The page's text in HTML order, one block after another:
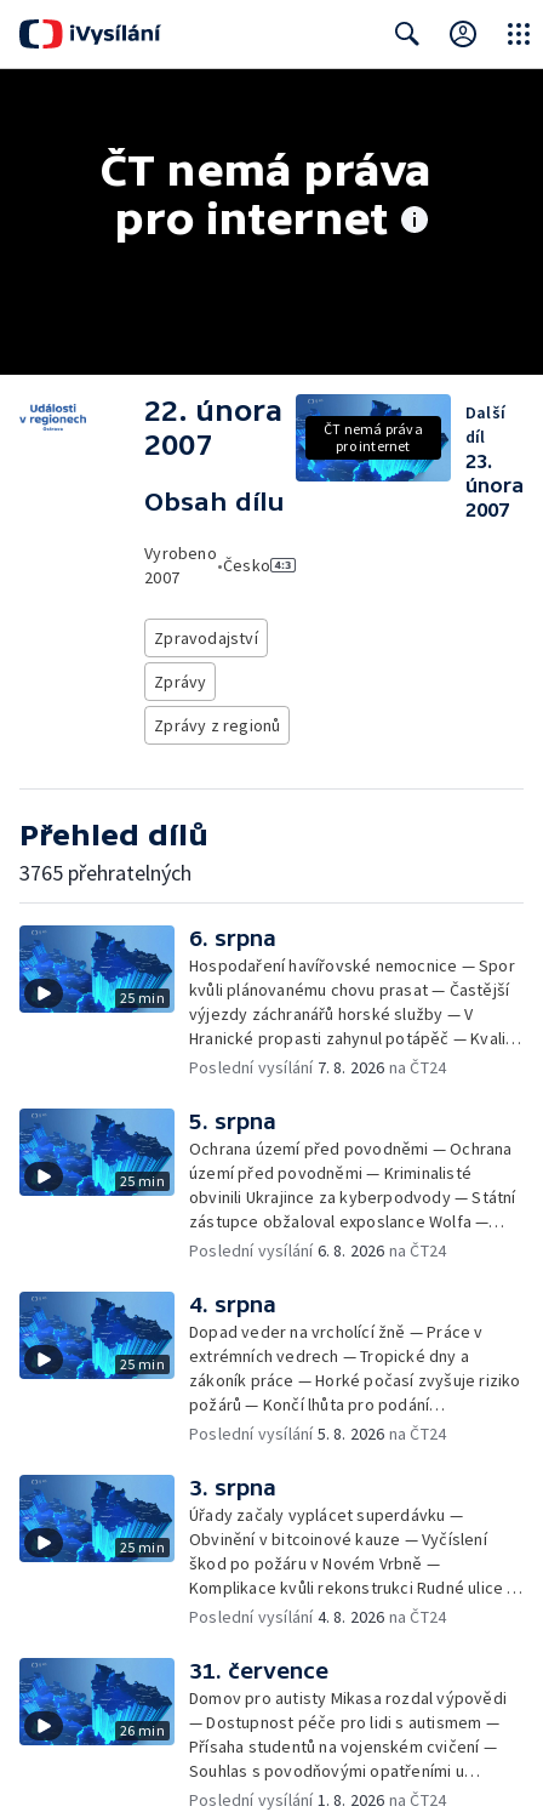
ČT nemá práva
pro internet
22. února
2007
Obsah dílu
Vyrobeno
2007
•Česko
Zpravodajství
Zprávy
Zprávy z regionů
ČT nemá práva
pro internet
Další
díl
23.
února
2007
Přehled dílů
3765 přehratelných
25 min
6. srpna
Hospodaření havířovské nemocnice — Spor
kvůli plánovanému chovu prasat — Častější
výjezdy záchranářů horské služby — V
Hranické propasti zahynul potápěč — Kvalita
vody ke koupání — Zavlažování zeleniny v
Kempování v horkém počasí — Výběr ze
sociálních sítí Události Ostrava — Zkoumání
horka na zastávkách MHD — Promítání filmu
Odyssea z 35 mm pásu
Poslední vysílání 7. 8. 2026 na ČT24
25 min
5. srpna
Ochrana území před povodněmi — Ochrana
území před povodněmi — Kriminalisté
obvinili Ukrajince za kyberpodvody — Státní
zástupce obžaloval exposlance Wolfa —
Péče o hospodářská zvířata ve vedrech —
depozitu Vlastivědného muzea Olomouc —
Zakládání nových dětských skupin — Výběr
ze sociálních sítí Události Ostrava — Tresty
pro fotbalisty za korupci — Po stopách
Gebharda Blüchera
Poslední vysílání6. 8. 2026 na ČT24
25 min
4. srpna
Dopad veder na vrcholící žně — Práce v
extrémních vedrech — Tropické dny a
zákoník práce — Horké počasí zvyšuje riziko
požárů — Končí lhůta pro podání
kandidátních listin — Končí lhůta pro podání
rozsudek v lihové kauze — Výročí
zavraždění Václava III. v Olomouci — Těžba
unikátní rašeliny pro lázně v Karlově
Studánce — Výběr ze sociálních sítí ČT —
Nový program pro léčbu obezity —
Olomoucké (nejen) shakespearovské léto
Poslední vysílání5. 8. 2026 na ČT24
25 min
3. srpna
Úřady začaly vyplácet superdávku —
Obvinění v bitcoinové kauze — Vyčíslení
škod po požáru v Novém Vrbně —
Komplikace kvůli rekonstrukci Rudné ulice —
Nárůst zájmu o klimatizace — Výluka vlaků
Protipovodňová opatření v Troubkách —
Zájem o bydlení na vysokoškolskýc kolejích
— Vrcholí sklizeň levandulí
Poslední vysílání4. 8. 2026 na ČT24
26 min
31. července
Domov pro autisty Mikasa rozdal výpovědi
— Dostupnost péče pro lidi s autismem —
Přísaha studentů na vojenském cvičení —
Souhlas s povodňovými opatřeními u
Troubek — Opravy Rudné omezí dopravu —
Poslední vysílání1. 8. 2026 na ČT24